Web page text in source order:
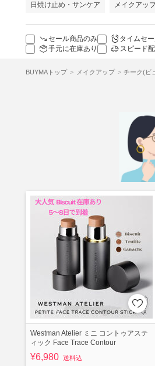
日焼け止め・サンケア メイクアッ
セール商品のみ タイムセ
手元に在庫あり
スピード
BUYMAトップ メイクアップ チーク(ビ
Westman Atelier ミニ コントゥアステ
ィック Face Trace Contour
¥6,980 送料込